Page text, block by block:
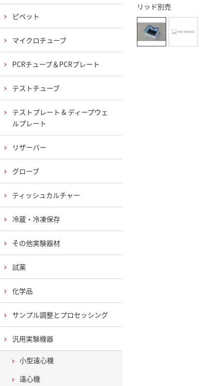
リッド別売
ピペット
マイクロチューブ
PCRチューブ＆PCRプレート
テストチューブ
テストプレート & ディープウェ
ルプレート
リザーバー
グローブ
ティッシュカルチャー
冷蔵・冷凍保存
その他実験器材
試薬
化学品
サンプル調整とプロセッシング
汎用実験機器
小型遠心機
遠心機